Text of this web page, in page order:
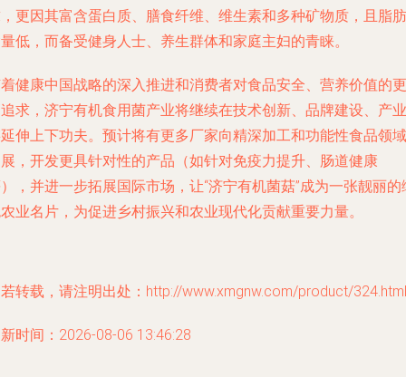
更因其富含蛋白质、膳食纤维、维生素和多种矿物质，且脂肪
低，而备受健身人士、养生群体和家庭主妇的青睐。
健康中国战略的深入推进和消费者对食品安全、营养价值的更
求，济宁有机食用菌产业将继续在技术创新、品牌建设、产业
伸上下功夫。预计将有更多厂家向精深加工和功能性食品领域
，开发更具针对性的产品（如针对免疫力提升、肠道健康
，并进一步拓展国际市场，让“济宁有机菌菇”成为一张靓丽的
业名片，为促进乡村振兴和农业现代化贡献重要力量。
转载，请注明出处：http://www.xmgnw.com/product/324.html
时间：2026-08-06 13:46:28